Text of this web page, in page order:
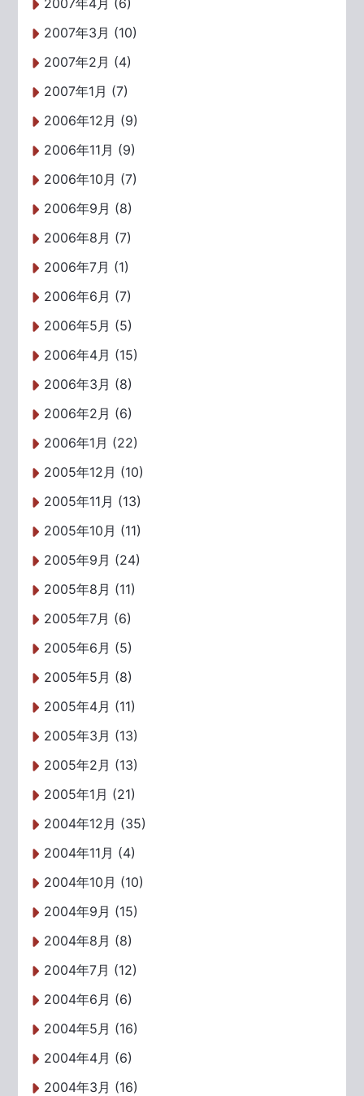
2007年4月 (6)
2007年3月 (10)
2007年2月 (4)
2007年1月 (7)
2006年12月 (9)
2006年11月 (9)
2006年10月 (7)
2006年9月 (8)
2006年8月 (7)
2006年7月 (1)
2006年6月 (7)
2006年5月 (5)
2006年4月 (15)
2006年3月 (8)
2006年2月 (6)
2006年1月 (22)
2005年12月 (10)
2005年11月 (13)
2005年10月 (11)
2005年9月 (24)
2005年8月 (11)
2005年7月 (6)
2005年6月 (5)
2005年5月 (8)
2005年4月 (11)
2005年3月 (13)
2005年2月 (13)
2005年1月 (21)
2004年12月 (35)
2004年11月 (4)
2004年10月 (10)
2004年9月 (15)
2004年8月 (8)
2004年7月 (12)
2004年6月 (6)
2004年5月 (16)
2004年4月 (6)
2004年3月 (16)